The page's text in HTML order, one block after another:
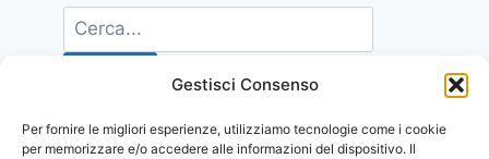
Gestisci Consenso
Per fornire le migliori esperienze, utilizziamo tecnologie come i cookie
per memorizzare e/o accedere alle informazioni del dispositivo. Il